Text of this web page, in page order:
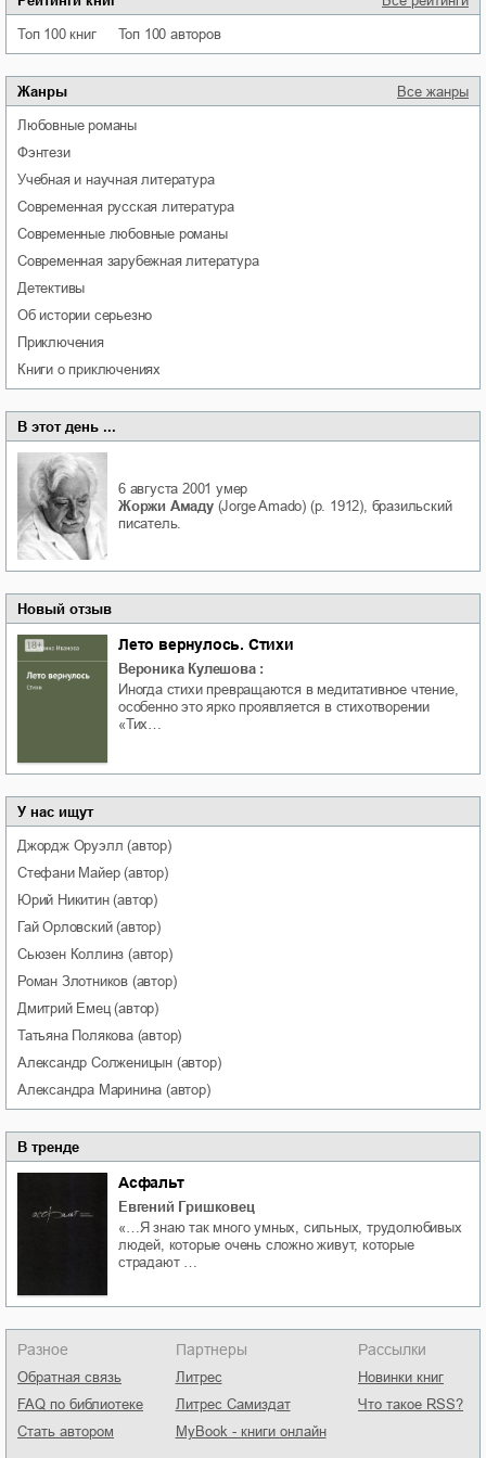
Топ 100 книг Топ 100 авторов
Жанры Все жанры
любовные романы
фэнтези
учебная и научная литература
современная русская литература
современные любовные романы
современная зарубежная литература
детективы
об истории серьезно
приключения
книги о приключениях
В этот день ...
6 августа 2001 умер
Жоржи Амаду(Jorge Amado) (р. 1912), бразильский
писатель.
Новый отзыв
Лето вернулось. Стихи
Вероника Кулешова :
Иногда стихи превращаются в медитативное чтение,
особенно это ярко проявляется в стихотворении
«Тих…
У нас ищут
Джордж Оруэлл (автор)
Стефани Майер(автор)
Юрий Никитин(автор)
Гай Орловский(автор)
Сьюзен Коллинз (автор)
Роман Злотников (автор)
Дмитрий Емец(автор)
Татьяна Полякова(автор)
Александр Солженицын (автор)
Александра Маринина (автор)
В тренде
Асфальт
Евгений Гришковец
«…Я знаю так много умных, сильных, трудолюбивых
людей, которые очень сложно живут, которые
страдают …
Разное
Обратная связь
FAQ по библиотеке
Стать автором
Партнеры
Литрес
Литрес Самиздат
MyBook - книги онлайн
Рассылки
Новинки книг
Что такое RSS?